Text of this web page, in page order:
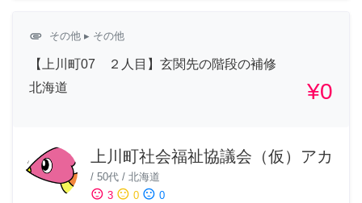
attachment その他 ▸ その他
【上川町07 ２人目】玄関先の階段の補修
北海道
¥0
上川町社会福祉協議会（仮）アカ
/ 50代 / 北海道
sentiment_satisfied 3 sentiment_neutral 0 sentiment_dissatisfied 0